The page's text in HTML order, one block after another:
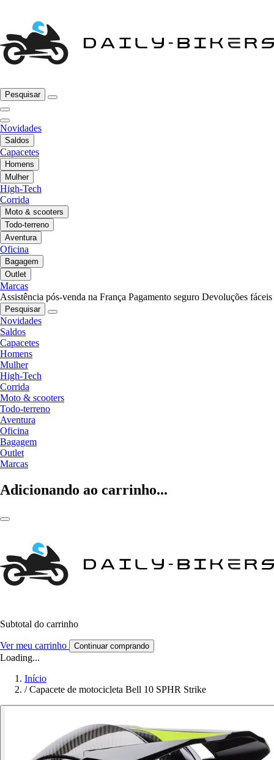
Pesquisar
Novidades
Saldos
Capacetes
Homens
Mulher
High-Tech
Corrida
Moto & scooters
Todo-terreno
Aventura
Oficina
Bagagem
Outlet
Marcas
Assistência pós-venda na França Pagamento seguro Devoluções fáceis
Pesquisar
Novidades
Saldos
Capacetes
Homens
Mulher
High-Tech
Corrida
Moto & scooters
Todo-terreno
Aventura
Oficina
Bagagem
Outlet
Marcas
Adicionando ao carrinho...
Subtotal do carrinho
Ver meu carrinho Continuar comprando
Loading...
Início
/ Capacete de motocicleta Bell 10 SPHR Strike